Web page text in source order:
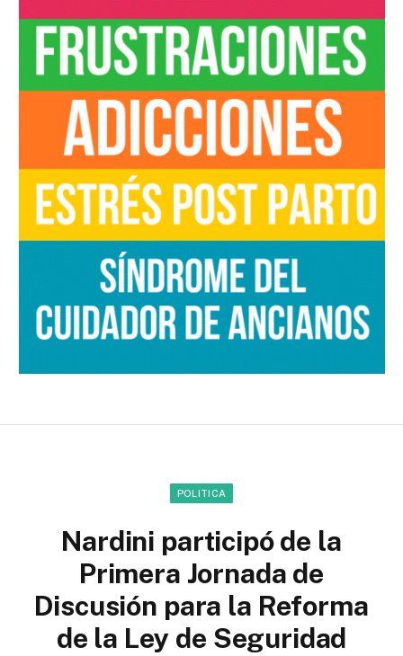
POLITICA
Nardini participó de la
Primera Jornada de
Discusión para la Reforma
de la Ley de Seguridad